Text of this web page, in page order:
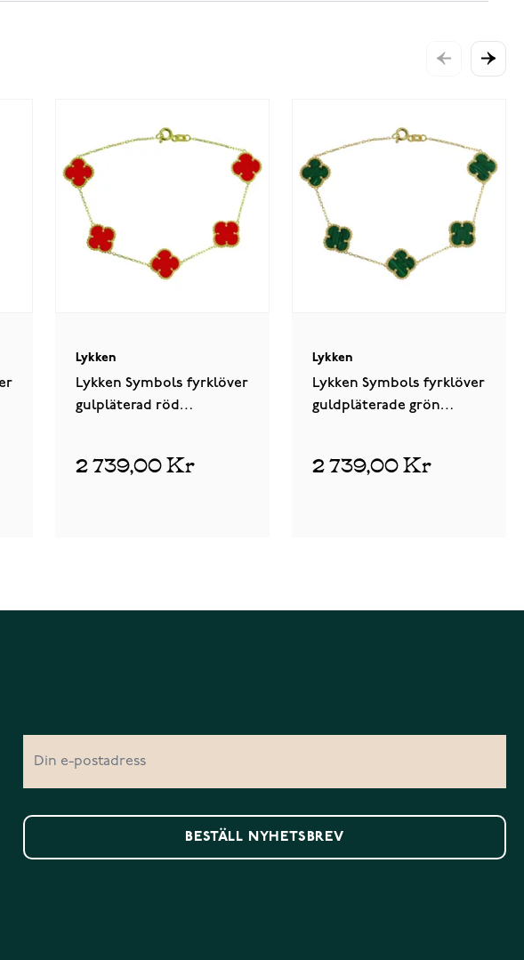
Lykken
Lykken Symbols fyrklöver
gulpläterad röd
2 739,00 Kr
Lykken
Lykken Symbols fyrklöver
guldpläterade grön
2 739,00 Kr
BESTÄLL NYHETSBREV